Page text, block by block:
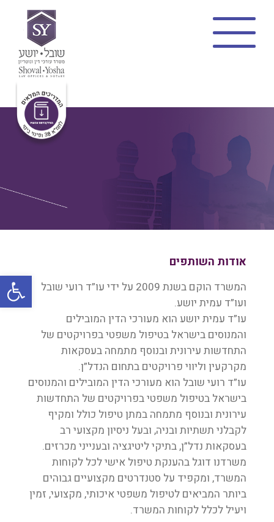
צוות
פינוי בינוי
פרויקטים
בלוג
פרופיל משרד
אודות השותפים
המשרד הוקם בשנת 2009 על ידי עו”ד רועי שובל
ועו”ד עמית יושע.
עו”ד עמית יושע הוא מעורכי הדין המובילים
והמנוסים בישראל בטיפול משפטי בפרויקטים של
התחדשות עירונית ובנוסף מתמחה בעסקאות
מקרקעין וליווי פרויקטים בתחום הנדל”ן.
עו”ד רועי שובל הוא מעורכי הדין המובילים והמנוסים
בישראל בטיפול משפטי בפרויקטים של התחדשות
עירונית ובנוסף מתמחה במתן טיפול כולל ומקיף
לקבלני תשתיות ובניה, ובעל ניסיון מקצועי רב
בעסקאות נדל”ן, בתיקי ליטיגציה ובענייני מכרזים.
משרדנו דוגל בהענקת טיפול אישי לכל לקוחות
המשרד, ומקפיד על סטנדרטים מקצועיים גבוהים
ביותר המביאים לטיפול משפטי איכותי, מקצועי, זמין
ויעיל לכלל לקוחות המשרד.